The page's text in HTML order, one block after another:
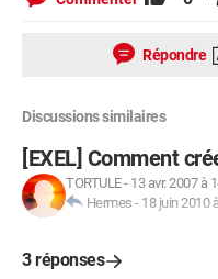
Répondre
Discussions similaires
[EXEL] Comment
TORTULE- 13 avr. 2007 à
Hermes - 18 juin 2010
3 réponses